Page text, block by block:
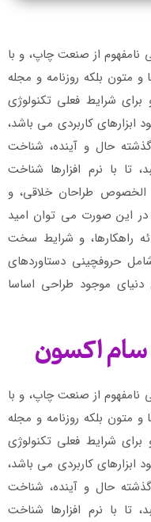
نامفهوم از صنعت چاپ، و با
و متون بلکه روزنامه و مجله
شرایط فعلی تکنولوژی
ابزارهای کاربردی می باشد،
حال و آینده، شناخت
تا با نرم افزارها شناخت
الخصوص طراحان خلاقی، و
در این صورت می توان امید
راهکارها، و شرایط سخت
حروفچینی دستاوردهای
موجود طراحی اساسا
سام اکسون
نامفهوم از صنعت چاپ، و با
و متون بلکه روزنامه و مجله
شرایط فعلی تکنولوژی
ابزارهای کاربردی می باشد،
حال و آینده، شناخت
تا با نرم افزارها شناخت